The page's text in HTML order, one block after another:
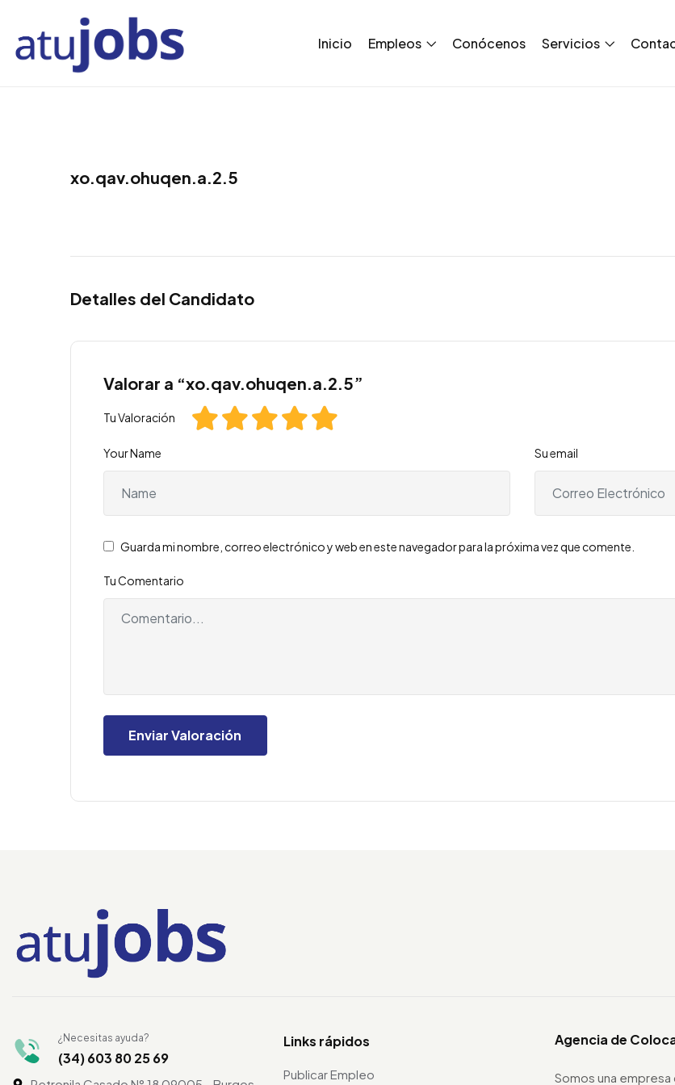
Inicio Empleos Conócenos Servicios
xo.qav.ohuqen.a.2.5
Detalles del Candidato
Valorar a “xo.qav.ohuqen.a.2.5”
Tu Valoración
Your Name Su email
Guarda mi nombre, correo electrónico y web en este navegador para la próxima vez que comente.
Tu Comentario
¿Necesitas ayuda?
(34) 603 80 25 69
Links rápidos
Publicar Empleo
Agencia de
Somos una